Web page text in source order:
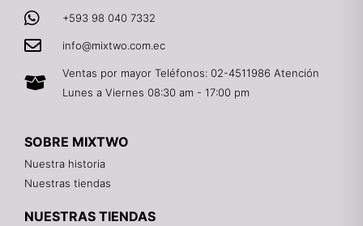
+593 98 040 7332
info@mixtwo.com.ec
Ventas por mayor Teléfonos: 02-4511986 Atención
Lunes a Viernes 08:30 am - 17:00 pm
SOBRE MIXTWO
Nuestra historia
Nuestras tiendas
NUESTRAS TIENDAS